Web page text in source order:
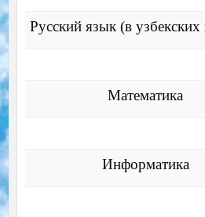
Русский язык (в узбекских
Математика
Информатика